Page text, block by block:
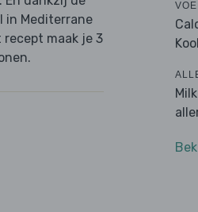
in Mediterrane
maak je 3